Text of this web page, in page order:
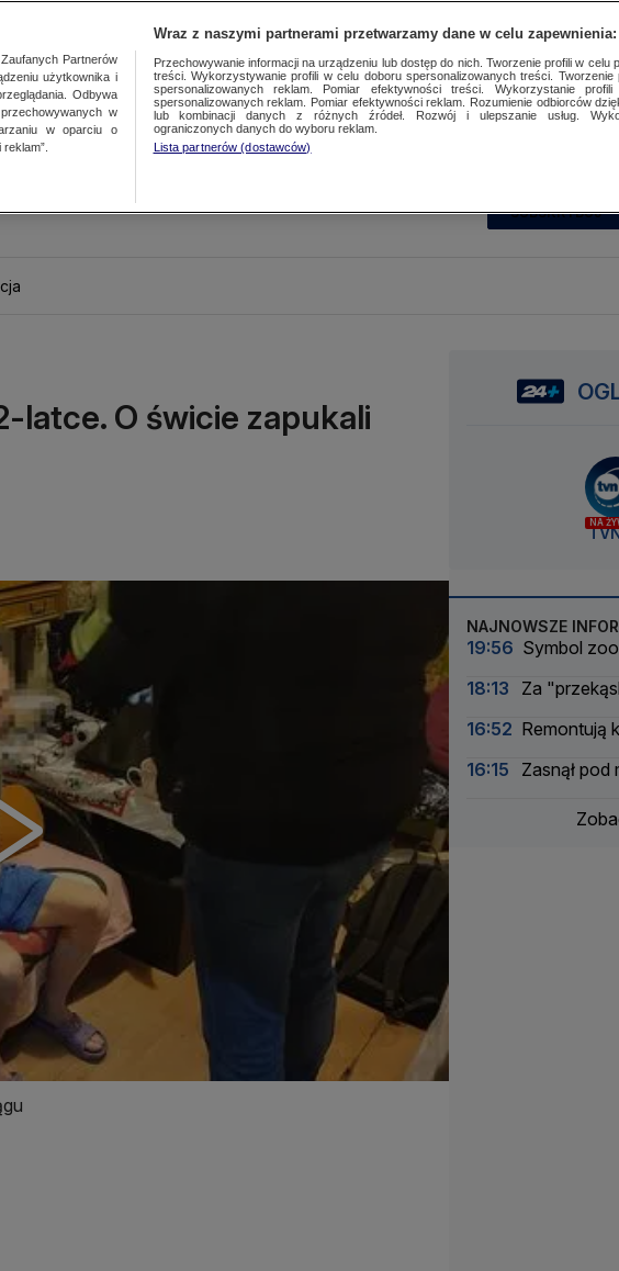
SUBSKRYBUJ
latce. O świcie zapukali
NA
NAJNOWSZE
19:56 Symbol
18:13
Za
16:52 Remontują
16:15
Zasnął pod
Zaufanych Partnerów
użytkownika i
Odbywa
w
w oparciu o
Wraz z naszymi partnerami przetwarzamy dane w celu zapewnienia:
Przechowywanie informacji na urządzeniu lub dostęp do nich. Tworzenie profili w celu
treści. Wykorzystywanie profili w celu doboru spersonalizowanych treści. Tworzenie
spersonalizowanych reklam. Pomiar efektywności treści. Wykorzystanie
spersonalizowanych reklam. Pomiar efektywności reklam. Rozumienie odbiorców
lub kombinacji danych z różnych źródeł. Rozwój i ulepszanie usług.
ograniczonych danych do wyboru reklam.
Lista partnerów (dostawców)